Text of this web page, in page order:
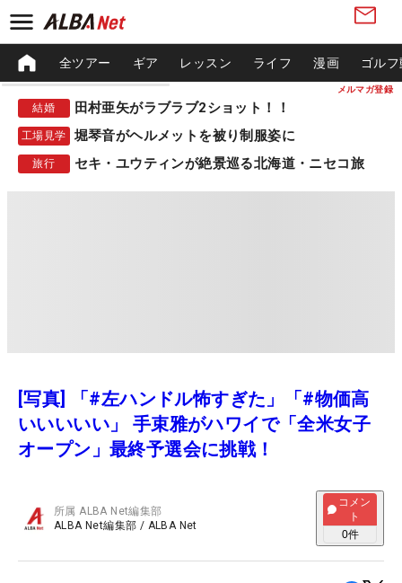
メルマガ登録
全ツアー ギア レッスン ライフ 漫画 ゴル
結婚 田村亜矢がラブラブ2ショット！！
工場見学 堀琴音がヘルメットを被り制服姿に
旅行 セキ・ユウティンが絶景巡る北海道・ニセコ旅
[写真] 「#左ハンドル怖すぎた」「#物価高
いいいいい」 手束雅がハワイで「全米女子
オープン」最終予選会に挑戦！
所属ALBA Net編集部
ALBA Net編集部 / ALBA Net
コメン
ト
0件